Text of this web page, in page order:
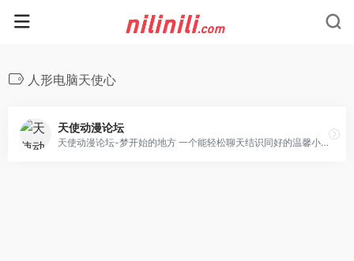
人形电脑天使心
天使动漫论坛
天使动漫论坛-梦开始的地方 一个能轻松聊天结识同好的温馨小论坛 Angel Beats|TSDM字幕组|天使动漫网